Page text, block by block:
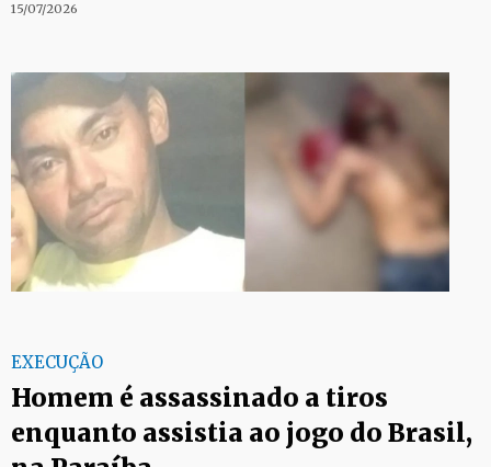
15/07/2026
EXECUÇÃO
Homem é assassinado a tiros
enquanto assistia ao jogo do Brasil,